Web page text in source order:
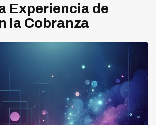
Experiencia de
la Cobranza